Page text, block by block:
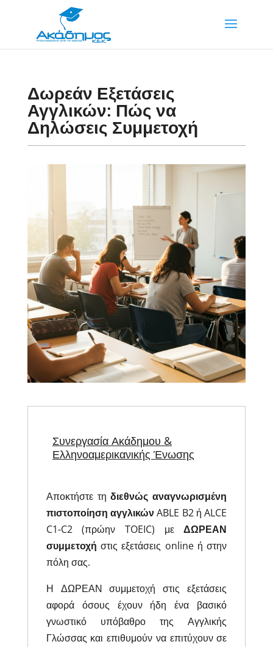
Δωρεάν Εξετάσεις
Αγγλικών: Πώς να
Δηλώσεις Συμμετοχή
Συνεργασία Ακάδημου &
Ελληνοαμερικανικής Ένωσης
Αποκτήστε τηδιεθνώς αναγνωρισμένη
πιστοποίηση αγγλικώνABLE B2 ή ALCE
C1-C2 (πρώην TOEIC) μεΔΩΡΕΑΝ
συμμετοχή στις εξετάσεις online ή στην
πόλη σας.
Η ΔΩΡΕΑΝ συμμετοχή στις εξετάσεις
αφορά όσους έχουν ήδη ένα βασικό
γνωστικό υπόβαθρο της Αγγλικής
Γλώσσας και επιθυμούν να επιτύχουν σε